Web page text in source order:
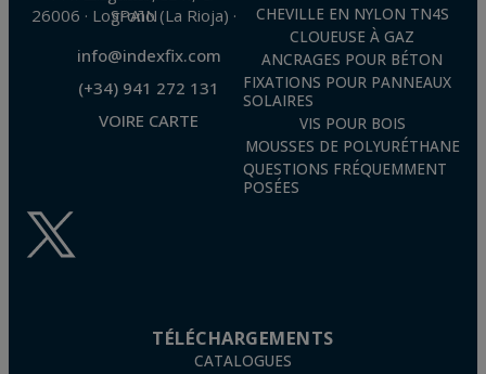
26006 · Logroño (La Rioja) · SPAIN
info@indexfix.com
(+34) 941 272 131
VOIRE CARTE
CHEVILLE EN NYLON TN4S
CLOUEUSE À GAZ
ANCRAGES POUR BÉTON
FIXATIONS POUR PANNEAUX
SOLAIRES
VIS POUR BOIS
MOUSSES DE POLYURÉTHANE
QUESTIONS FRÉQUEMMENT
POSÉES
TÉLÉCHARGEMENTS
CATALOGUES